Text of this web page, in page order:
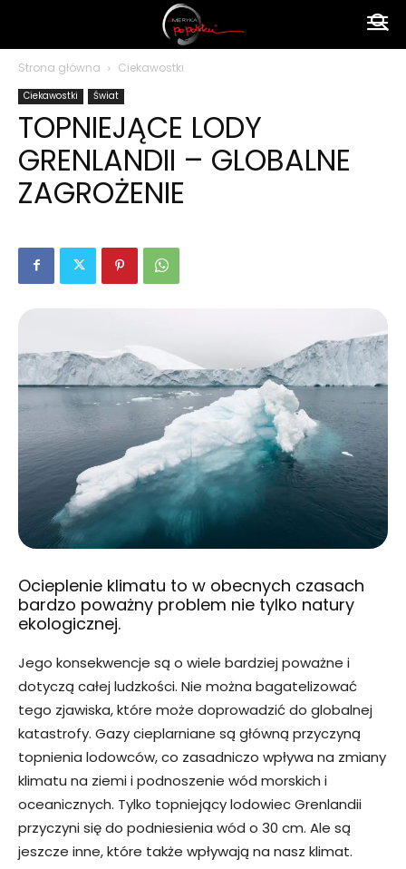
polsku
Strona główna Ciekawostki
Ciekawostki Świat
TOPNIEJĄCE LODY
GRENLANDII – GLOBALNE
ZAGROŻENIE
Ocieplenie klimatu to w obecnych czasach
bardzo poważny problem nie tylko natury
ekologicznej.
Jego konsekwencje są o wiele bardziej poważne i
dotyczą całej ludzkości. Nie można bagatelizować
tego zjawiska, które może doprowadzić do globalnej
katastrofy. Gazy cieplarniane są główną przyczyną
topnienia lodowców, co zasadniczo wpływa na zmiany
klimatu na ziemi i podnoszenie wód morskich i
oceanicznych. Tylko topniejący lodowiec Grenlandii
przyczyni się do podniesienia wód o 30 cm. Ale są
jeszcze inne, które także wpływają na nasz klimat.